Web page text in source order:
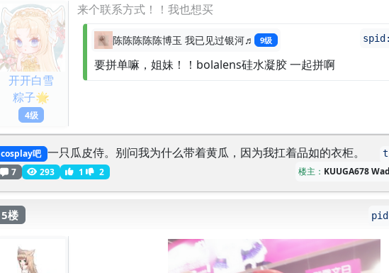
开开白雪
粽子🌟
4级
来个联系方式！！我也想买
陈陈陈陈陈博玉 我已见过银河♬ 9级 spid:
要拼单嘛，姐妹！！bolalens硅水凝胶 一起拼啊
cosplay吧 一只瓜皮侍。别问我为什么带着黄瓜，因为我扛着品如的衣柜。
7
293 1 2 楼主： KUUGA678
5楼